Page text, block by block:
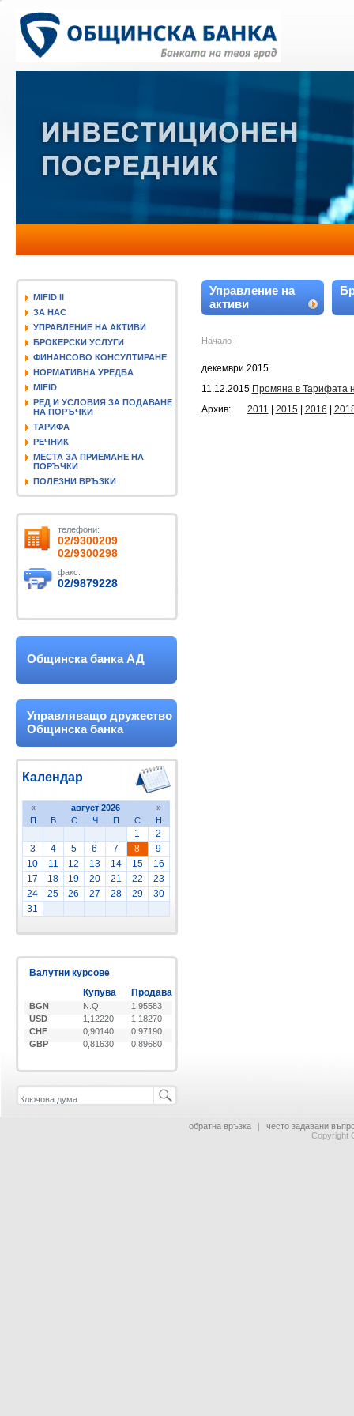
MIFID II
ЗА НАС
УПРАВЛЕНИЕ НА АКТИВИ
БРОКЕРСКИ УСЛУГИ
ФИНАНСОВО КОНСУЛТИРАНЕ
НОРМАТИВНА УРЕДБА
MIFID
РЕД И УСЛОВИЯ ЗА ПОДАВАНЕ
НА ПОРЪЧКИ
ТАРИФА
РЕЧНИК
МЕСТА ЗА ПРИЕМАНЕ НА
ПОРЪЧКИ
ПОЛЕЗНИ ВРЪЗКИ
телефони:
02/9300209
02/9300298
факс:
02/9879228
Общинска банка АД
Управляващо дружество
Общинска банка
Календар
« август 2026
»
П
В С Ч П С Н
1
2
3
4 5 6 7 8
9
10
11 12 13 14 15
16
17
18 19 20 21 22
23
24
25 26 27 28 29
30
31
Валутни курсове
Купува
Продава
BGN N.Q.
1,95583
USD
1,12220
1,18270
CHF
0,90140
0,97190
GBP
0,81630 0,89680
Управление на
активи
Начало|
декември 2015
11.12.2015 Промяна в Тарифата
Архив: 2011 2015| 2016
обратна връзка |
често задавани
Copyright